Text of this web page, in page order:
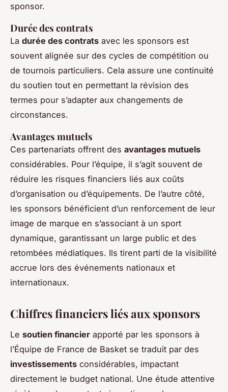
sponsor.
Durée des contrats
La durée des contrats avec les sponsors est
souvent alignée sur des cycles de compétition ou
de tournois particuliers. Cela assure une continuité
du soutien tout en permettant la révision des
termes pour s’adapter aux changements de
circonstances.
Avantages mutuels
Ces partenariats offrent des avantages mutuels
considérables. Pour l’équipe, il s’agit souvent de
réduire les risques financiers liés aux coûts
d’organisation ou d’équipements. De l’autre côté,
les sponsors bénéficient d’un renforcement de leur
image de marque en s’associant à un sport
dynamique, garantissant un large public et des
retombées médiatiques. Ils tirent parti de la visibilité
accrue lors des événements nationaux et
internationaux.
Chiffres financiers liés aux sponsors
Le soutien financier apporté par les sponsors à
l’Équipe de France de Basket se traduit par des
investissements considérables, impactant
directement le budget national. Une étude attentive